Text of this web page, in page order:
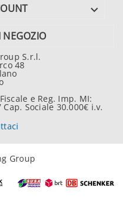

NEGOZIO
S.r.l.
48
e Reg. Imp. MI:
Cap. Sociale 30.000€ i.v.
Group